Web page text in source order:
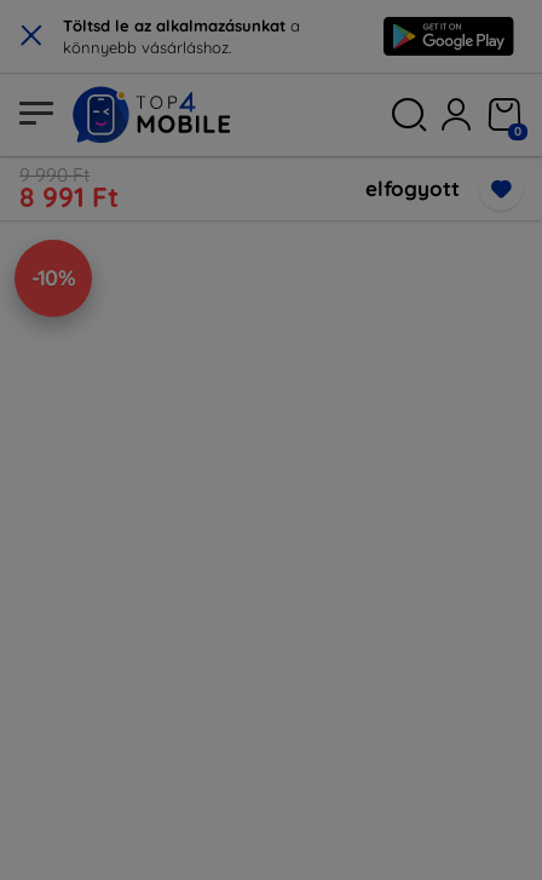
× Töltsd le az alkalmazásunkat a
könnyebb vásárláshoz.
0
9 990 Ft
8 991 Ft elfogyott
-10%